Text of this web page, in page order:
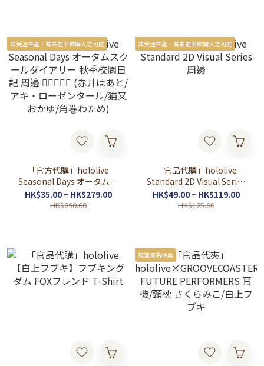
トワ👾獅白ぼたん♌博衣こ
より🧪Kobo Kanaeru☔
Takanashi Kiara🐔)
非受注生產，有未能全數購入之可能
「官方代購」hololive
Seasonal Days オータムス
クールダイアリー 秋季校園
日記 周邊 ❤️‍🔥🍎🍙🐏 (赤井は
HK$35.00 ~ HK$279.00
HK$290.00
非受注生產，有未能全數購入之可能
「官品代購」hololive
Standard 2D Visual Series
周邊
HK$49.00 ~ HK$119.00
HK$125.00
親筆簽名特典